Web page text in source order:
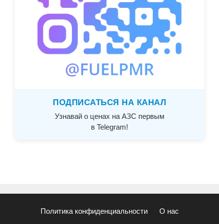
ПОДПИСАТЬСЯ НА КАНАЛ
Узнавай о ценах на АЗС первым
в Telegram!
Политика конфиденциальности О нас